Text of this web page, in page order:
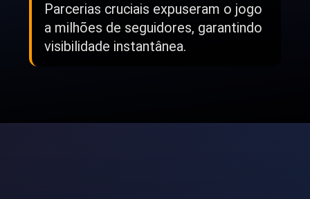
Parcerias cruciais expuseram o jogo
a milhões de seguidores, garantindo
visibilidade instantânea.